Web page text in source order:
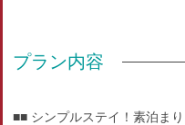
プラン内容
■■ シンプルステイ！素泊ま